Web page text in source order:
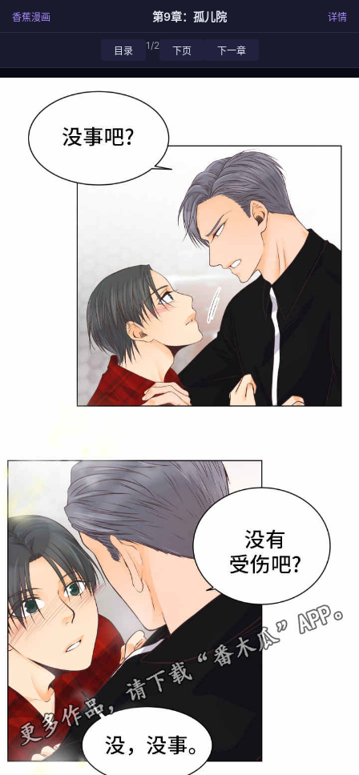
香蕉漫画 第9章：孤儿院 详情
目录 1/2 下页 下一章